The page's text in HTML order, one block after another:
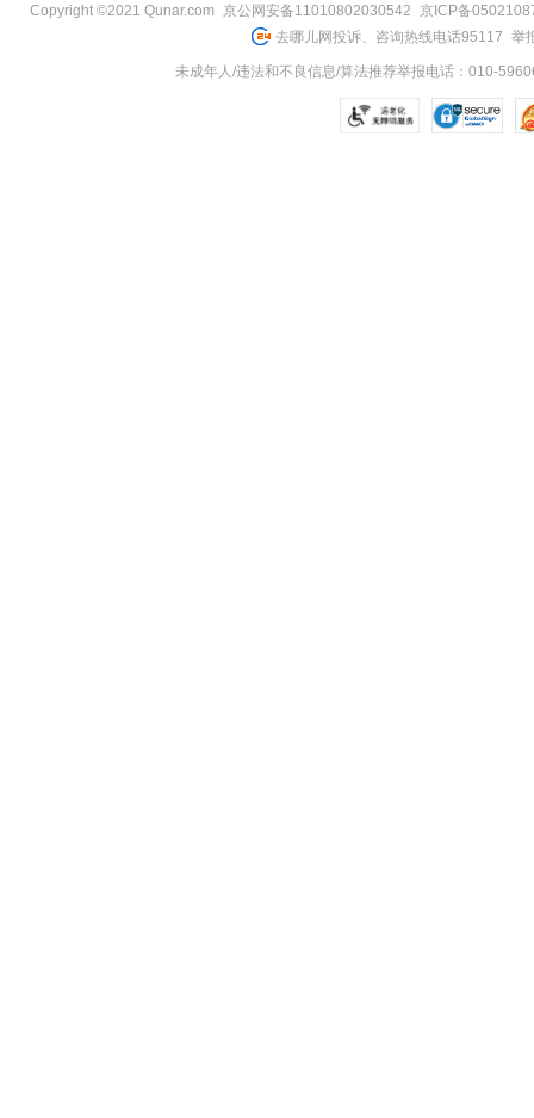
Copyright ©2021 Qunar.com 京公网安备11010802030542
京ICP备
去哪儿网投诉、咨询热线电话95117 举
未成年人/违法和不良信息/算法推荐举报电话：010-